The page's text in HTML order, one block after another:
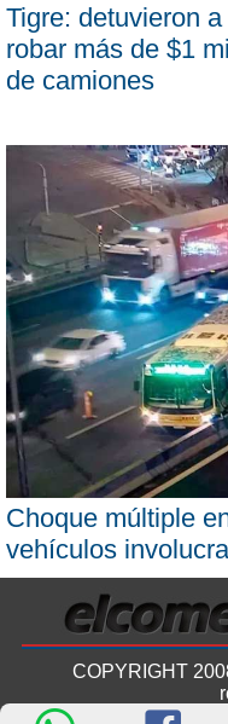
Tigre: detuvieron
robar más de $1
de camiones
Choque múltiple
vehículos
COPYRIGHT